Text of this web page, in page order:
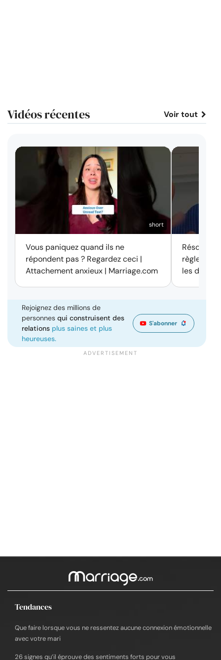
Vidéos récentes Voir tout
short
Vous paniquez quand ils ne
répondent pas ? Regardez ceci |
Attachement anxieux | Marriage.com
règle des
les
Rejoignez des millions de
personnesqui construisent des
relations plus saines et plus
heureuses.
S'abonner
Tendances
Que faire lorsque vous ne ressentez aucune connexion émotionnelle
avec votre mari
26 signes qu’il éprouve des sentiments forts pour vous